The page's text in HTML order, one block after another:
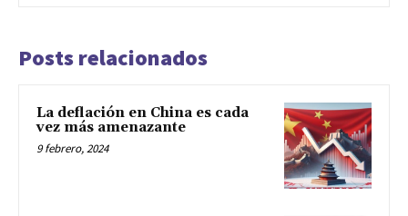
Posts relacionados
La deflación en China es cada
vez más amenazante
9 febrero, 2024